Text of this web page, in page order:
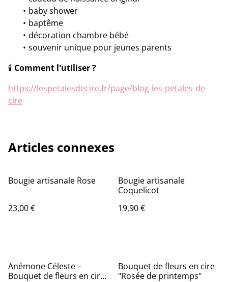
baby shower
baptême
décoration chambre bébé
souvenir unique pour jeunes parents
🕯️ Comment l'utiliser ?
https://lespetalesdecire.fr/page/blog-les-petales-de-
cire
Articles connexes
Bougie artisanale Rose
23,00 €
Bougie artisanale
Coquelicot
19,90 €
Anémone Céleste –
Bouquet de fleurs en cire
Bouquet de fleurs en cire
"Rosée de printemps"